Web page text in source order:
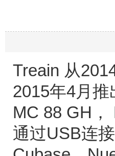
Treain 从
2015年4月
MC 88 GH
通过USB连